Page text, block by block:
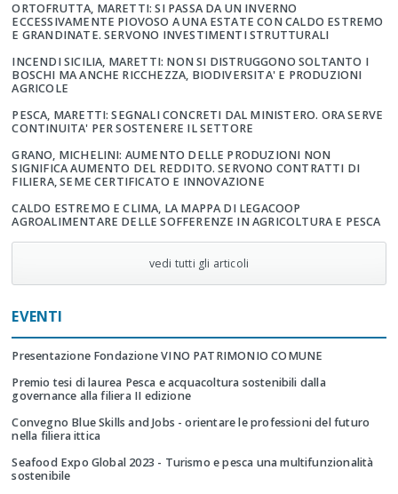
ORTOFRUTTA, MARETTI: SI PASSA DA UN INVERNO
ECCESSIVAMENTE PIOVOSO A UNA ESTATE CON CALDO ESTREMO
E GRANDINATE. SERVONO INVESTIMENTI STRUTTURALI
INCENDI SICILIA, MARETTI: NON SI DISTRUGGONO SOLTANTO I
BOSCHI MA ANCHE RICCHEZZA, BIODIVERSITA' E PRODUZIONI
AGRICOLE
PESCA, MARETTI: SEGNALI CONCRETI DAL MINISTERO. ORA SERVE
CONTINUITA' PER SOSTENERE IL SETTORE
GRANO, MICHELINI: AUMENTO DELLE PRODUZIONI NON
SIGNIFICA AUMENTO DEL REDDITO. SERVONO CONTRATTI DI
FILIERA, SEME CERTIFICATO E INNOVAZIONE
CALDO ESTREMO E CLIMA, LA MAPPA DI LEGACOOP
AGROALIMENTARE DELLE SOFFERENZE IN AGRICOLTURA E PESCA
vedi tutti gli articoli
EVENTI
Presentazione Fondazione VINO PATRIMONIO COMUNE
Premio tesi di laurea Pesca e acquacoltura sostenibili dalla
governance alla filiera II edizione
Convegno Blue Skills and Jobs - orientare le professioni del futuro
nella filiera ittica
Seafood Expo Global 2023 - Turismo e pesca una multifunzionalità
sostenibile